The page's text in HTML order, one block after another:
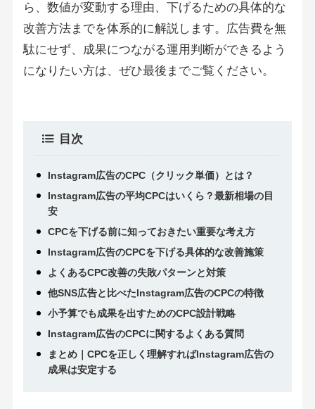
ら、数値が変動する理由、下げるための具体的な
改善方法までを体系的に解説します。広告費を無
駄にせず、成果につながる運用判断ができるよう
になりたい方は、ぜひ最後までご覧ください。
目次
Instagram広告のCPC（クリック単価）とは？
Instagram広告の平均CPCはいくら？最新相場の目
安
CPCを下げる前に知っておきたい重要な考え方
Instagram広告のCPCを下げる具体的な改善施策
よくあるCPC改善の失敗パターンと対策
他SNS広告と比べたInstagram広告のCPCの特徴
小予算でも成果を出すためのCPC設計戦略
Instagram広告のCPCに関するよくある質問
まとめ｜CPCを正しく理解すればInstagram広告の
成果は安定する